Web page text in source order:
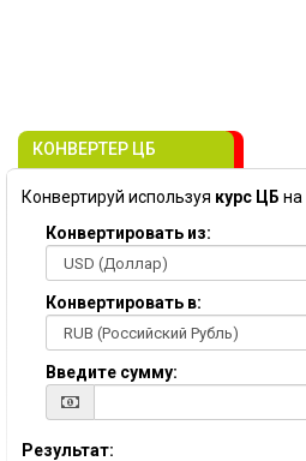
КОНВЕРТЕР ЦБ
Конвертируй используя курс ЦБ на
Конвертировать из:
Конвертировать в:
Введите сумму:
Результат: